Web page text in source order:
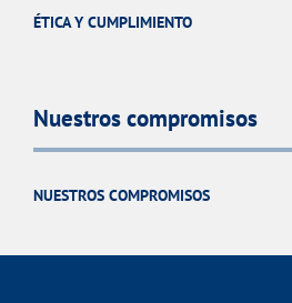
ÉTICA Y CUMPLIMIENTO
Nuestros compromisos
NUESTROS COMPROMISOS